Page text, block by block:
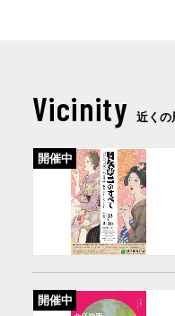
Vicinity 近くの
開催中
開催中